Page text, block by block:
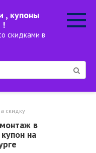
, купоны
!
скидками в
скидку
в
на